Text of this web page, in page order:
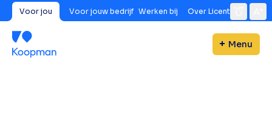
Voor jou Voor jouw bedrijf Werken bij Over Licent
Menu